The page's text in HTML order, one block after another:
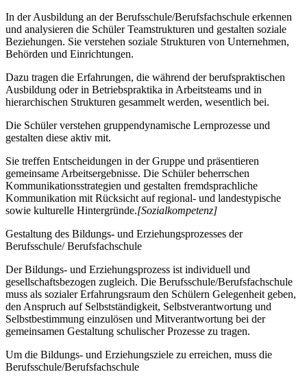
In der Ausbildung an der Berufsschule/Berufsfachschule erkennen
und analysieren die Schüler Teamstrukturen und gestalten soziale
Beziehungen. Sie verstehen soziale Strukturen von Unternehmen,
Behörden und Einrichtungen.
Dazu tragen die Erfahrungen, die während der berufspraktischen
Ausbildung oder in Betriebspraktika in Arbeitsteams und in
hierarchischen Strukturen gesammelt werden, wesentlich bei.
Die Schüler verstehen gruppendynamische Lernprozesse und
gestalten diese aktiv mit.
Sie treffen Entscheidungen in der Gruppe und präsentieren
gemeinsame Arbeitsergebnisse. Die Schüler beherrschen
Kommunikationsstrategien und gestalten fremdsprachliche
Kommunikation mit Rücksicht auf regional- und landestypische
sowie kulturelle Hintergründe.[Sozialkompetenz]
Gestaltung des Bildungs- und Erziehungsprozesses der
Berufsschule/ Berufsfachschule
Der Bildungs- und Erziehungsprozess ist individuell und
gesellschaftsbezogen zugleich. Die Berufsschule/Berufsfachschule
muss als sozialer Erfahrungsraum den Schülern Gelegenheit geben,
den Anspruch auf Selbstständigkeit, Selbstverantwortung und
Selbstbestimmung einzulösen und Mitverantwortung bei der
gemeinsamen Gestaltung schulischer Prozesse zu tragen.
Um die Bildungs- und Erziehungsziele zu erreichen, muss die
Berufsschule/Berufsfachschule